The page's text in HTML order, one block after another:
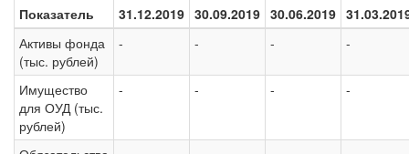
Показатель 31.12.2019 30.09.2019 30.06.2019
Активы фонда
(тыс. рублей)
- - - -
Имущество
для ОУД (тыс.
рублей)
- - - -